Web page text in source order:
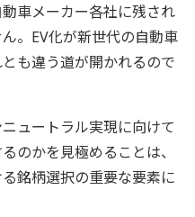
車メーカー各社に残され
。EV化が新世代の自動車
も違う道が開かれるので
ュートラル実現に向けて
のかを見極めることは、
銘柄選択の重要な要素に